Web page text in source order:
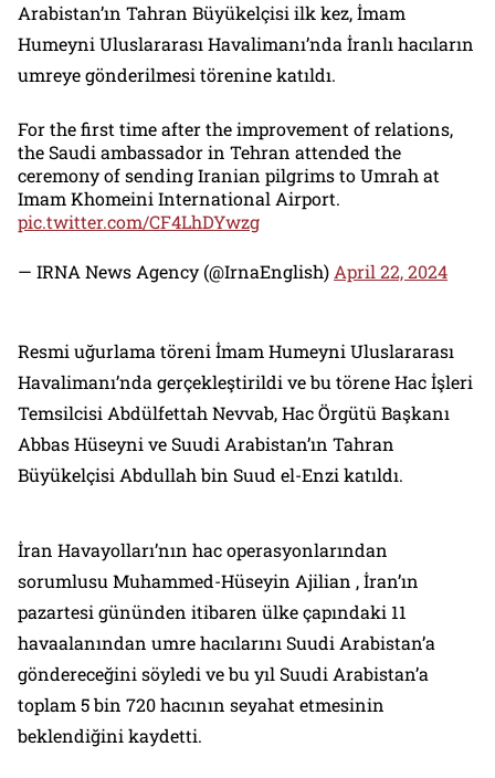
Arabistan’ın Tahran Büyükelçisi ilk kez, İmam
Humeyni Uluslararası Havalimanı’nda İranlı hacıların
umreye gönderilmesi törenine katıldı.
For the first time after the improvement of relations,
the Saudi ambassador in Tehran attended the
ceremony of sending Iranian pilgrims to Umrah at
Imam Khomeini International Airport.
pic.twitter.com/CF4LhDYwzg
— IRNA News Agency (@IrnaEnglish) April 22, 2024
Resmi uğurlama töreni İmam Humeyni Uluslararası
Havalimanı’nda gerçekleştirildi ve bu törene Hac İşleri
Temsilcisi Abdülfettah Nevvab, Hac Örgütü Başkanı
Abbas Hüseyni ve Suudi Arabistan’ın Tahran
Büyükelçisi Abdullah bin Suud el-Enzi katıldı.
İran Havayolları’nın hac operasyonlarından
sorumlusu Muhammed-Hüseyin Ajilian , İran’ın
pazartesi gününden itibaren ülke çapındaki 11
havaalanından umre hacılarını Suudi Arabistan’a
göndereceğini söyledi ve bu yıl Suudi Arabistan’a
toplam 5 bin 720 hacının seyahat etmesinin
beklendiğini kaydetti.